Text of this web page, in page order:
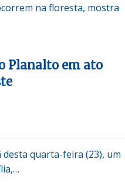
na floresta, mostra
Planalto em ato
quarta-feira (23), um